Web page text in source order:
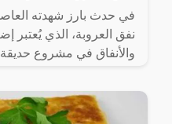
في حدث بارز شهدته
نفق العروبة، الذي يُعتبر
والأنفاق في مشروع حديقة